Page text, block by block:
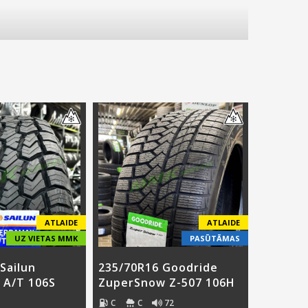
ATLAIDE
UZ VIETAS MMK
A/T 106S
ATLAIDE
PASŪTĀMAS
235/70R16 Goodride
ZuperSnow Z-507 106H
C C 72